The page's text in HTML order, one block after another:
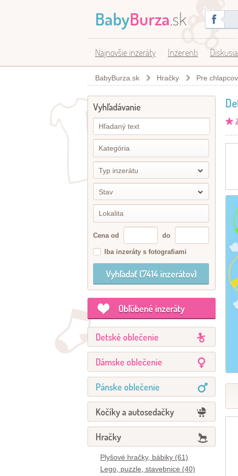
BabyBurza.sk
Najnovšie inzeráty Inzerenti Diskusia
BabyBurza.sk Hračky Pre chlapcov
Vyhľadávanie
Typ inzerátu
Stav
Cena od do
Iba inzeráty s fotografiami
Obľúbené inzeráty
Detské oblečenie
Dámske oblečenie
Pánske oblečenie
Kočíky a autosedačky
Hračky
Plyšové hračky, bábiky (61)
Lego, puzzle, stavebnice (40)